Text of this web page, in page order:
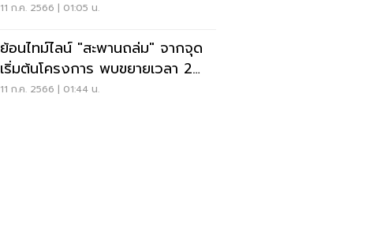
11 ก.ค. 2566 | 01:05 น.
ย้อนไทม์ไลน์ "สะพานถล่ม" จากจุด
เริ่มต้นโครงการ พบขยายเวลา 2
รอบ
11 ก.ค. 2566 | 01:44 น.